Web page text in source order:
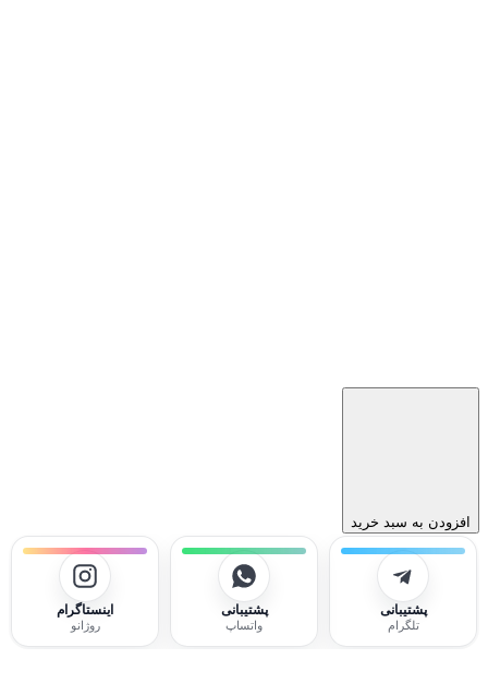
افزودن به سبد خرید
پشتیبانی
تلگرام
پشتیبانی
واتساپ
اینستاگرام
روژانو